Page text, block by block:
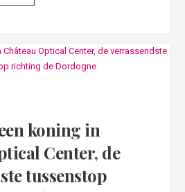
koning in
Center, de
tussenstop